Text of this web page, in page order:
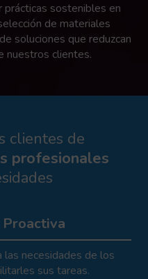
sostenibles en
de materiales
soluciones que reduzcan
nuestros clientes.
clientes de
profesionales
las necesidades de los
sus tareas.